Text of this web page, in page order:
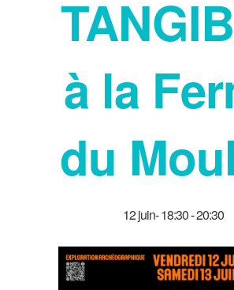
à la
du
12 juin- 18:30-20:30